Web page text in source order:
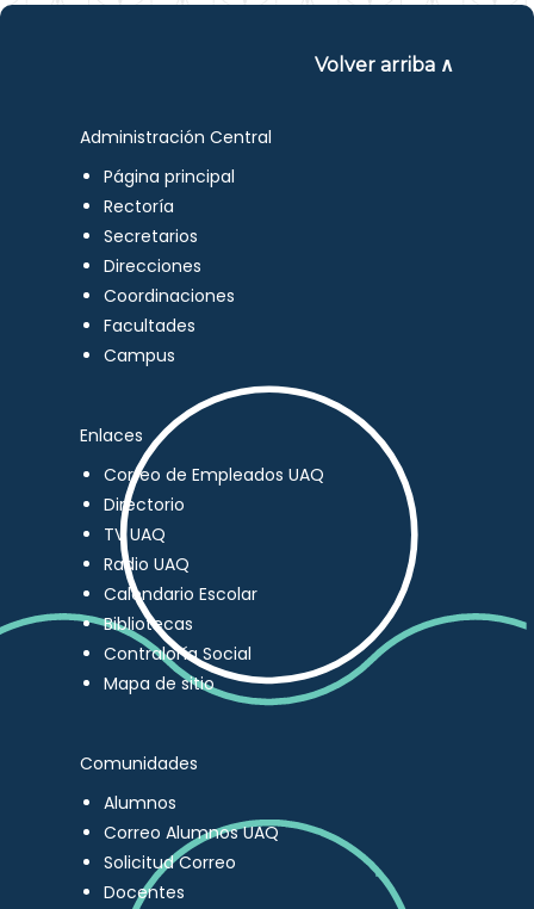
Volver arriba ∧
Administración Central
Página principal
Rectoría
Secretarios
Direcciones
Coordinaciones
Facultades
Campus
Enlaces
Correo de Empleados UAQ
Directorio
TV UAQ
Radio UAQ
Calendario Escolar
Bibliotecas
Contraloría Social
Mapa de sitio
Comunidades
Alumnos
Correo Alumnos UAQ
Solicitud Correo
Docentes